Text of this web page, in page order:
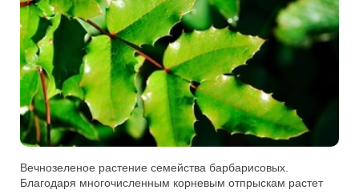
Вечнозеленое растение семейства барбарисовых.
Благодаря многочисленным корневым отпрыскам растет